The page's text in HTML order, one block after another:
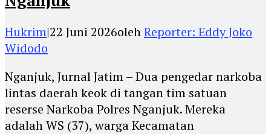
Hukrim|22 Juni 2026olehReporter: Eddy Joko
Widodo
Nganjuk, Jurnal Jatim – Dua pengedar narkoba
lintas daerah keok di tangan tim satuan
reserse Narkoba Polres Nganjuk. Mereka
adalah WS (37), warga Kecamatan